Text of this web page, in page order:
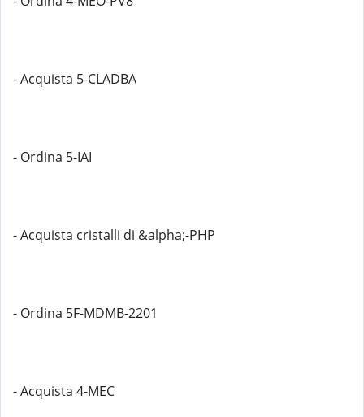
- Acquista 5-CLADBA
- Ordina 5-IAI
- Acquista cristalli di &alpha;-PHP
- Ordina 5F-MDMB-2201
- Acquista 4-MEC